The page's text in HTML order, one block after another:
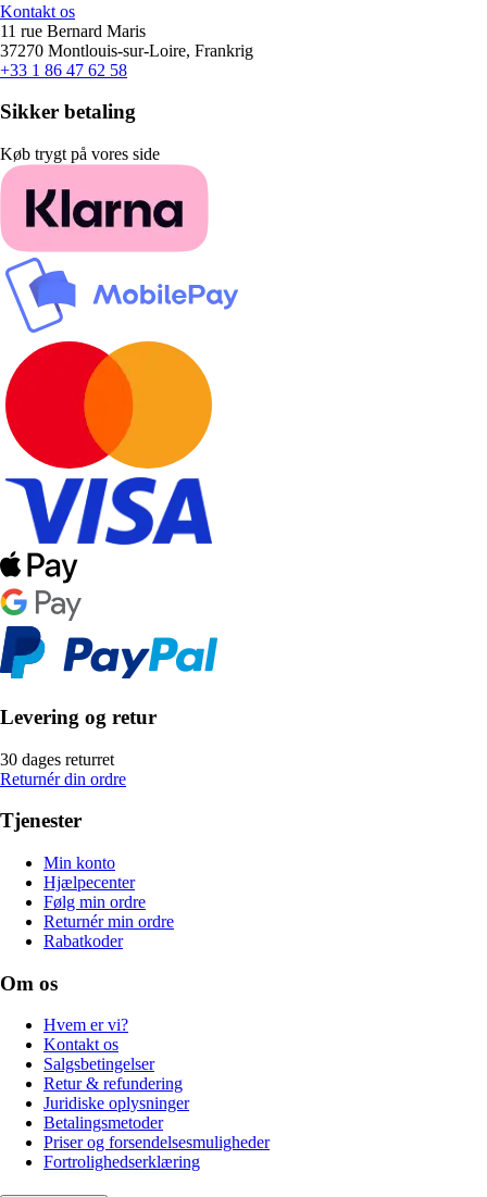
Kontakt os
11 rue Bernard Maris
37270 Montlouis-sur-Loire, Frankrig
+33 1 86 47 62 58
Sikker betaling
Køb trygt på vores side
Levering og retur
30 dages returret
Returnér din ordre
Tjenester
Min konto
Hjælpecenter
Følg min ordre
Returnér min ordre
Rabatkoder
Om os
Hvem er vi?
Kontakt os
Salgsbetingelser
Retur & refundering
Juridiske oplysninger
Betalingsmetoder
Priser og forsendelsesmuligheder
Fortrolighedserklæring